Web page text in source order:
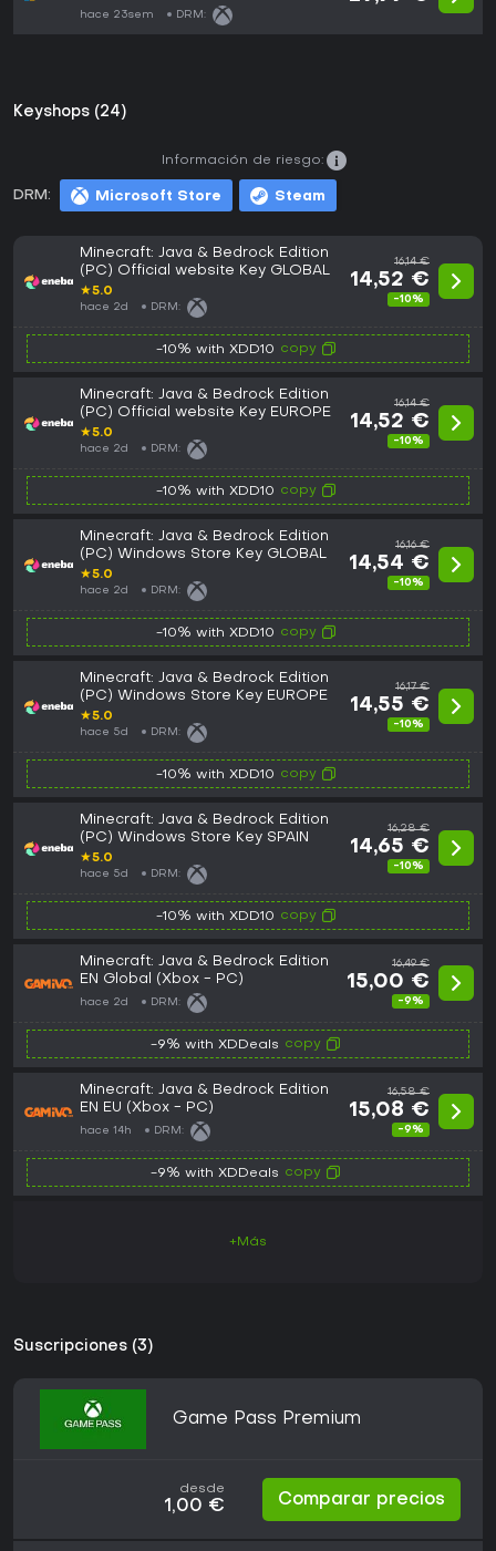
hace 23sem DRM:
Keyshops (24)
DRM: Microsoft Store Steam
Información de riesgo:
Minecraft: Java & Bedrock Edition
(PC) Official website Key GLOBAL
★5.0
hace 2d DRM:
16,14 €
14,52 €
-10%
-10% with XDD10 copy
Minecraft: Java & Bedrock Edition
(PC) Official website Key EUROPE
★5.0
hace 2d DRM:
16,14 €
14,52 €
-10%
-10% with XDD10 copy
Minecraft: Java & Bedrock Edition
(PC) Windows Store Key GLOBAL
★5.0
hace 2d DRM:
16,16 €
14,54 €
-10%
-10% with XDD10 copy
Minecraft: Java & Bedrock Edition
(PC) Windows Store Key EUROPE
★5.0
hace 5d DRM:
16,17 €
14,55 €
-10%
-10% with XDD10 copy
Minecraft: Java & Bedrock Edition
(PC) Windows Store Key SPAIN
★5.0
hace 5d DRM:
16,28 €
14,65 €
-10%
-10% with XDD10 copy
Minecraft: Java & Bedrock Edition
EN Global (Xbox - PC)
hace 2d DRM:
16,49 €
15,00 €
-9%
-9% with XDDeals copy
Minecraft: Java & Bedrock Edition
EN EU (Xbox - PC)
hace 14h DRM:
16,58 €
15,08 €
-9%
-9% with XDDeals copy
+Más
Suscripciones (3)
Game Pass Premium
desde
1,00 € Comparar precios